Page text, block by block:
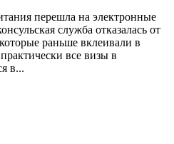
перешла на электронные
служба отказалась от
раньше вклеивали в
все визы в
в...